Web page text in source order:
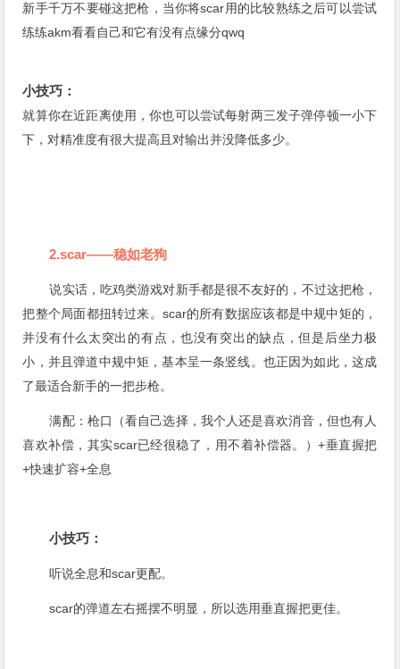
新手千万不要碰这把枪，当你将scar用的比较熟练之后可以尝试
练练akm看看自己和它有没有点缘分qwq
小技巧：
就算你在近距离使用，你也可以尝试每射两三发子弹停顿一小下
下，对精准度有很大提高且对输出并没降低多少。
2.scar——稳如老狗
说实话，吃鸡类游戏对新手都是很不友好的，不过这把枪，
把整个局面都扭转过来。scar的所有数据应该都是中规中矩的，
并没有什么太突出的有点，也没有突出的缺点，但是后坐力极
小，并且弹道中规中矩，基本呈一条竖线。也正因为如此，这成
了最适合新手的一把步枪。
满配：枪口（看自己选择，我个人还是喜欢消音，但也有人
喜欢补偿，其实scar已经很稳了，用不着补偿器。）+垂直握把
+快速扩容+全息
小技巧：
听说全息和scar更配。
scar的弹道左右摇摆不明显，所以选用垂直握把更佳。